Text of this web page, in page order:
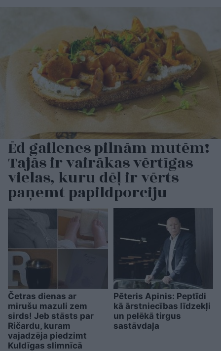
Ēd gailenes pilnām mutēm!
Tajās ir vairākas vērtīgas
vielas, kuru dēļ ir vērts
paņemt papildporciju
Četras dienas ar
mirušu mazuli zem
sirds! Jeb stāsts par
Ričardu, kuram
vajadzēja piedzimt
Kuldīgas slimnīcā
Pēteris Apinis: Peptīdi
kā ārstniecības līdzekļi
un pelēkā tirgus
sastāvdaļa